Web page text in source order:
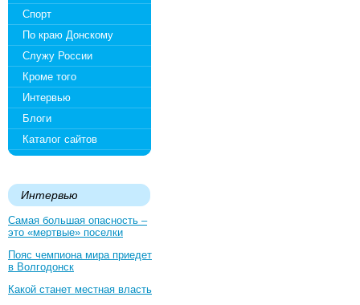
Спорт
По краю Донскому
Служу России
Кроме того
Интервью
Блоги
Каталог сайтов
Интервью
Самая большая опасность –
это «мертвые» поселки
Пояс чемпиона мира приедет
в Волгодонск
Какой станет местная власть